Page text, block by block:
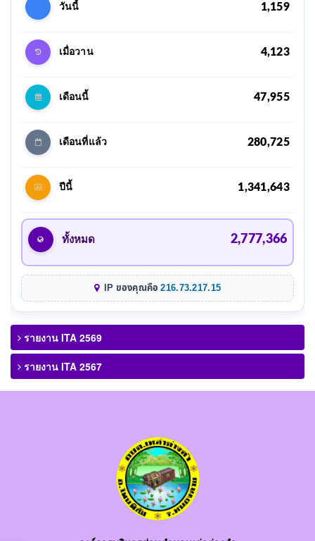
วันนี้ 1,159
เมื่อวาน 4,123
เดือนนี้ 47,955
เดือนที่แล้ว 280,725
ปีนี้ 1,341,643
ทั้งหมด 2,777,366
IP ของคุณคือ216.73.217.15
รายงาน ITA 2569
รายงาน ITA 2567